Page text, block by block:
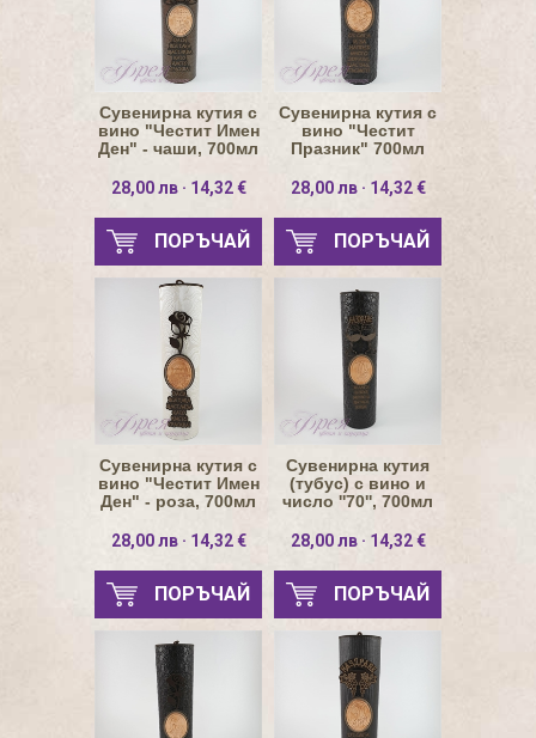
Сувенирна кутия с
вино "Честит Имен
Ден" - чаши, 700мл
28,00 лв · 14,32 €
ПОРЪЧАЙ
Сувенирна кутия с
вино "Честит
Празник" 700мл
28,00 лв · 14,32 €
ПОРЪЧАЙ
Сувенирна кутия с
вино "Честит Имен
Ден" - роза, 700мл
28,00 лв · 14,32 €
ПОРЪЧАЙ
Сувенирна кутия
(тубус) с вино и
число ''70'', 700мл
28,00 лв · 14,32 €
ПОРЪЧАЙ